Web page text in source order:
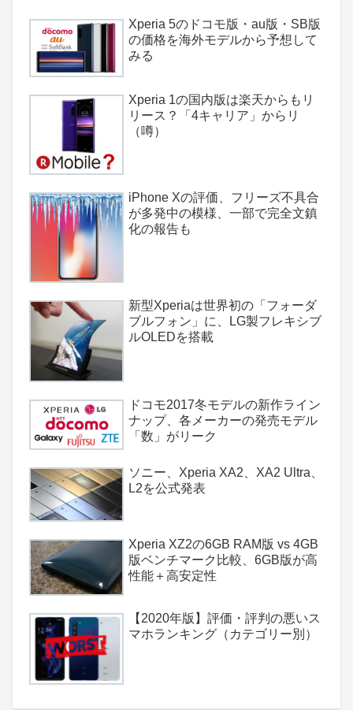
Xperia 5のドコモ版・au版・SB版
の価格を海外モデルから予想して
みる
Xperia 1の国内版は楽天からもリ
リース？「4キャリア」からリ
（噂）
iPhone Xの評価、フリーズ不具合
が多発中の模様、一部で完全文鎮
化の報告も
新型Xperiaは世界初の「フォーダ
ブルフォン」に、LG製フレキシブ
ルOLEDを搭載
ドコモ2017冬モデルの新作ライン
ナップ、各メーカーの発売モデル
「数」がリーク
ソニー、Xperia XA2、XA2 Ultra、
L2を公式発表
Xperia XZ2の6GB RAM版 vs 4GB
版ベンチマーク比較、6GB版が高
性能＋高安定性
【2020年版】評価・評判の悪いス
マホランキング（カテゴリー別）